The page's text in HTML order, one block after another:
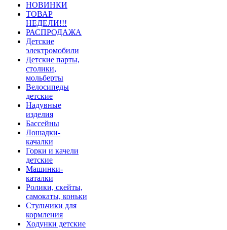
НОВИНКИ
ТОВАР
НЕДЕЛИ!!!
РАСПРОДАЖА
Детские
электромобили
Детские парты,
столики,
мольберты
Велосипеды
детские
Надувные
изделия
Бассейны
Лошадки-
качалки
Горки и качели
детские
Машинки-
каталки
Ролики, скейты,
самокаты, коньки
Стульчики для
кормления
Ходунки детские